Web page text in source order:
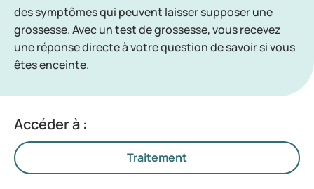
des symptômes qui peuvent laisser supposer une
grossesse. Avec un test de grossesse, vous recevez
une réponse directe à votre question de savoir si vous
êtes enceinte.
Accéder à :
Traitement